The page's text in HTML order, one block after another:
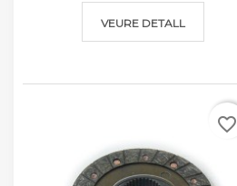
VEURE DETALL
favorite_border